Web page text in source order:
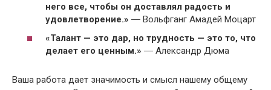
него все, чтобы он доставлял радость и
удовлетворение.» ― Вольфганг Амадей Моцарт
«Талант — это дар, но трудность — это то, что
делает его ценным.» ― Александр Дюма
Ваша работа дает значимость и смысл нашему общему